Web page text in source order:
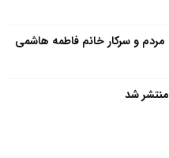
مردم و سرکار خانم فاطمه هاشمی